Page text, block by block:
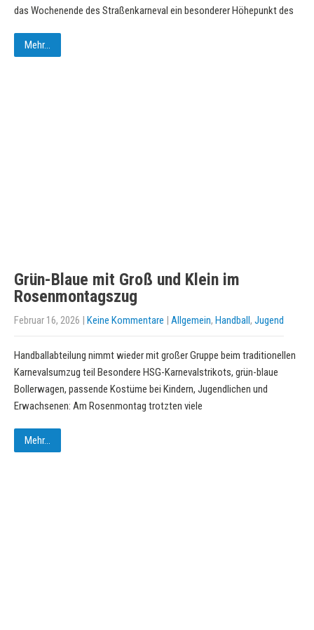
das Wochenende des Straßenkarneval ein besonderer Höhepunkt des
Mehr...
Grün-Blaue mit Groß und Klein im
Rosenmontagszug
Februar 16, 2026 | Keine Kommentare | Allgemein, Handball, Jugend
Handballabteilung nimmt wieder mit großer Gruppe beim traditionellen
Karnevalsumzug teil Besondere HSG-Karnevalstrikots, grün-blaue
Bollerwagen, passende Kostüme bei Kindern, Jugendlichen und
Erwachsenen: Am Rosenmontag trotzten viele
Mehr...